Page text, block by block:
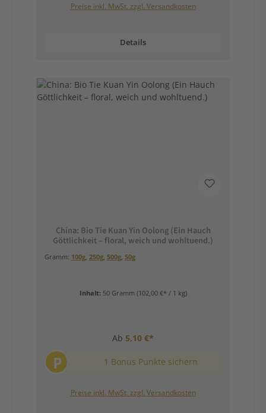
Preise inkl. MwSt. zzgl. Versandkosten
Details
China: Bio Tie Kuan Yin Oolong (Ein Hauch
Göttlichkeit – floral, weich und wohltuend.)
Gramm: 100g, 250g, 500g, 50g
Inhalt: 50 Gramm (102,00 €* / 1 kg)
Ab 5,10 €*
P 1 Bonus Punkte sichern
Preise inkl. MwSt. zzgl. Versandkosten